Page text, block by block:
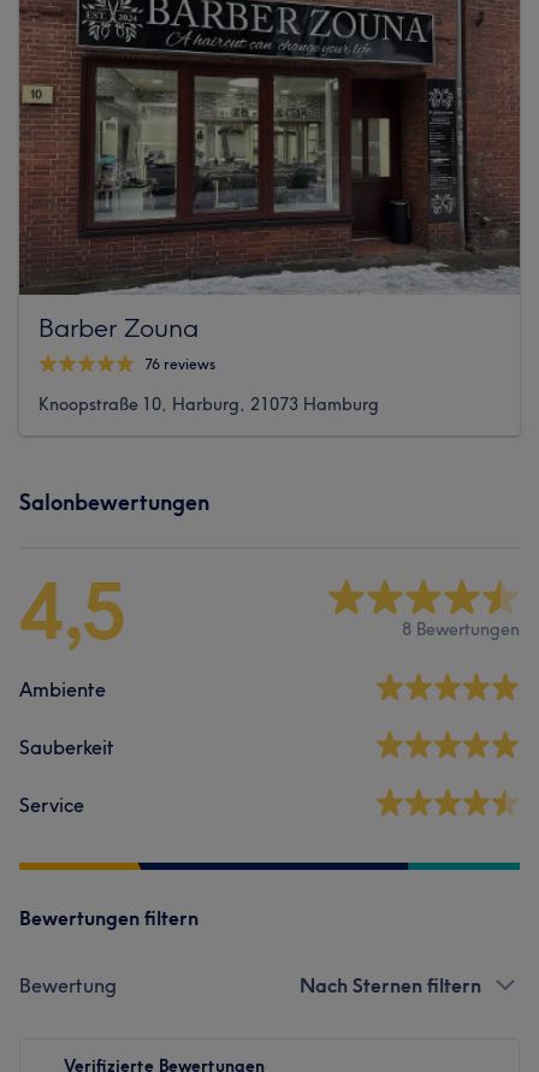
Barber Zouna
76 reviews
Knoopstraße 10, Harburg, 21073 Hamburg
Salonbewertungen
4,5 8 Bewertungen
Ambiente
Sauberkeit
Service
Bewertungen filtern
Bewertung Nach Sternen filtern
Verifizierte Bewertungen